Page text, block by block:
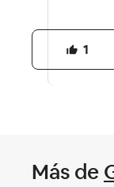
1
Más de